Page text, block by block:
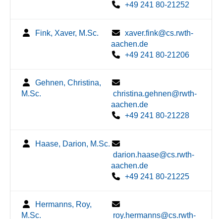
+49 241 80-21252
Fink, Xaver, M.Sc.
xaver.fink@cs.rwth-
aachen.de
+49 241 80-21206
Gehnen, Christina,
M.Sc.
christina.gehnen@rwth-
aachen.de
+49 241 80-21228
Haase, Darion, M.Sc.
darion.haase@cs.rwth-
aachen.de
+49 241 80-21225
Hermanns, Roy,
M.Sc.
roy.hermanns@cs.rwth-